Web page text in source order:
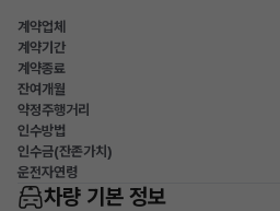
계약업체
계약기간
계약종료
잔여개월
약정주행거리
인수방법
인수금(잔존가치)
운전자연령
차량 기본 정보